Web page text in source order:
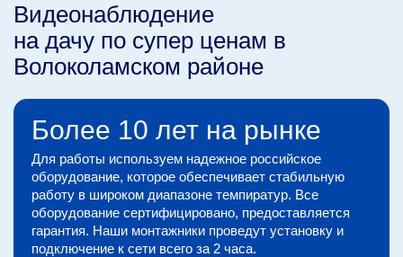
Видеонаблюдение
на дачу по супер ценам в
Волоколамском районе
Более 10 лет на рынке
Для работы используем надежное российское
оборудование, которое обеспечивает стабильную
работу в широком диапазоне темпиратур. Все
оборудование сертифицировано, предоставляется
гарантия. Наши монтажники проведут установку и
подключение к сети всего за 2 часа.